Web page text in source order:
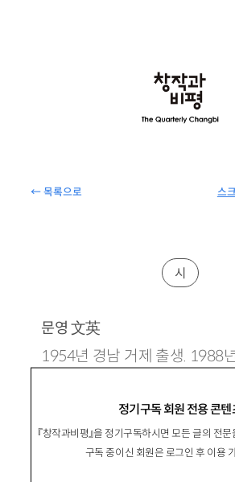
← 목록으로 스
정기구독 회원 전용 콘텐
『창작과비평』을 정기구독하시면 모든 글의 전
구독 중이신 회원은 로그인 후 이용
시
문영 文英
1954년 경남 거제 출생. 1988년
의 날』 등이 있음.